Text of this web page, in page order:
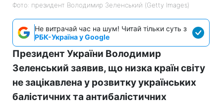
Фото: президент Володимир Зеленський (Getty Images)
Не витрачай час на шум! Читай тільки суть з
РБК-Україна у Google
Президент України Володимир
Зеленський заявив, що низка країн світу
не зацікавлена у розвитку українських
балістичних та антибалістичних